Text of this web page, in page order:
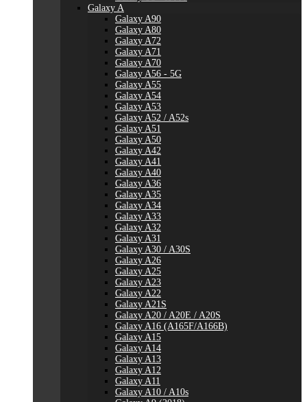
Galaxy A
Galaxy A90
Galaxy A80
Galaxy A72
Galaxy A71
Galaxy A70
Galaxy A56 - 5G
Galaxy A55
Galaxy A54
Galaxy A53
Galaxy A52 / A52s
Galaxy A51
Galaxy A50
Galaxy A42
Galaxy A41
Galaxy A40
Galaxy A36
Galaxy A35
Galaxy A34
Galaxy A33
Galaxy A32
Galaxy A31
Galaxy A30 / A30S
Galaxy A26
Galaxy A25
Galaxy A23
Galaxy A22
Galaxy A21S
Galaxy A20 / A20E / A20S
Galaxy A16 (A165F/A166B)
Galaxy A15
Galaxy A14
Galaxy A13
Galaxy A12
Galaxy A11
Galaxy A10 / A10s